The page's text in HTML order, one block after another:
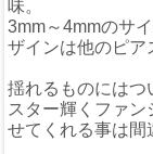
味。
3mm～4mmのサ
ザインは他のピア
揺れるものにはつ
スター輝くファン
せてくれる事は間